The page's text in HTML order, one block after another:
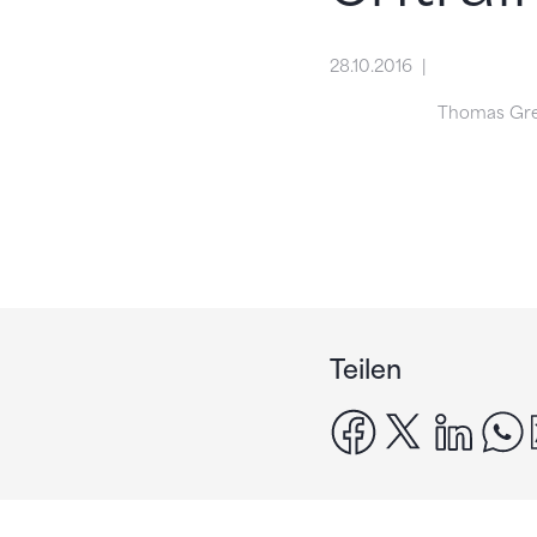
28.10.2016
Thomas
Teilen
facebook
x